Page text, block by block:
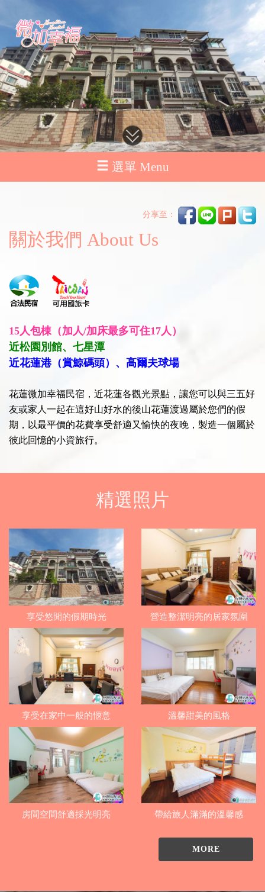
選單 Menu
分享至：
關於我們 About Us
15人包棟（加人/加床最多可住17人）
近松園別館、七星潭
近花蓮港（賞鯨碼頭）、高爾夫球場
花蓮微加幸福民宿，近花蓮各觀光景點，讓您可以與三五好
友或家人一起在這好山好水的後山花蓮渡過屬於您們的假
期，以最平價的花費享受舒適又愉快的夜晚，製造一個屬於
彼此回憶的小資旅行。
精選照片
享受悠閒的假期時光 營造整潔明亮的居家氛圍
享受在家中一般的愜意 溫馨甜美的風格
房間空間舒適採光明亮 帶給旅人滿滿的溫馨感
MORE